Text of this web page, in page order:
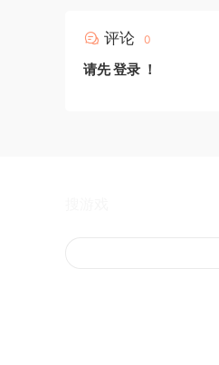
评论 0
请先登录 ！